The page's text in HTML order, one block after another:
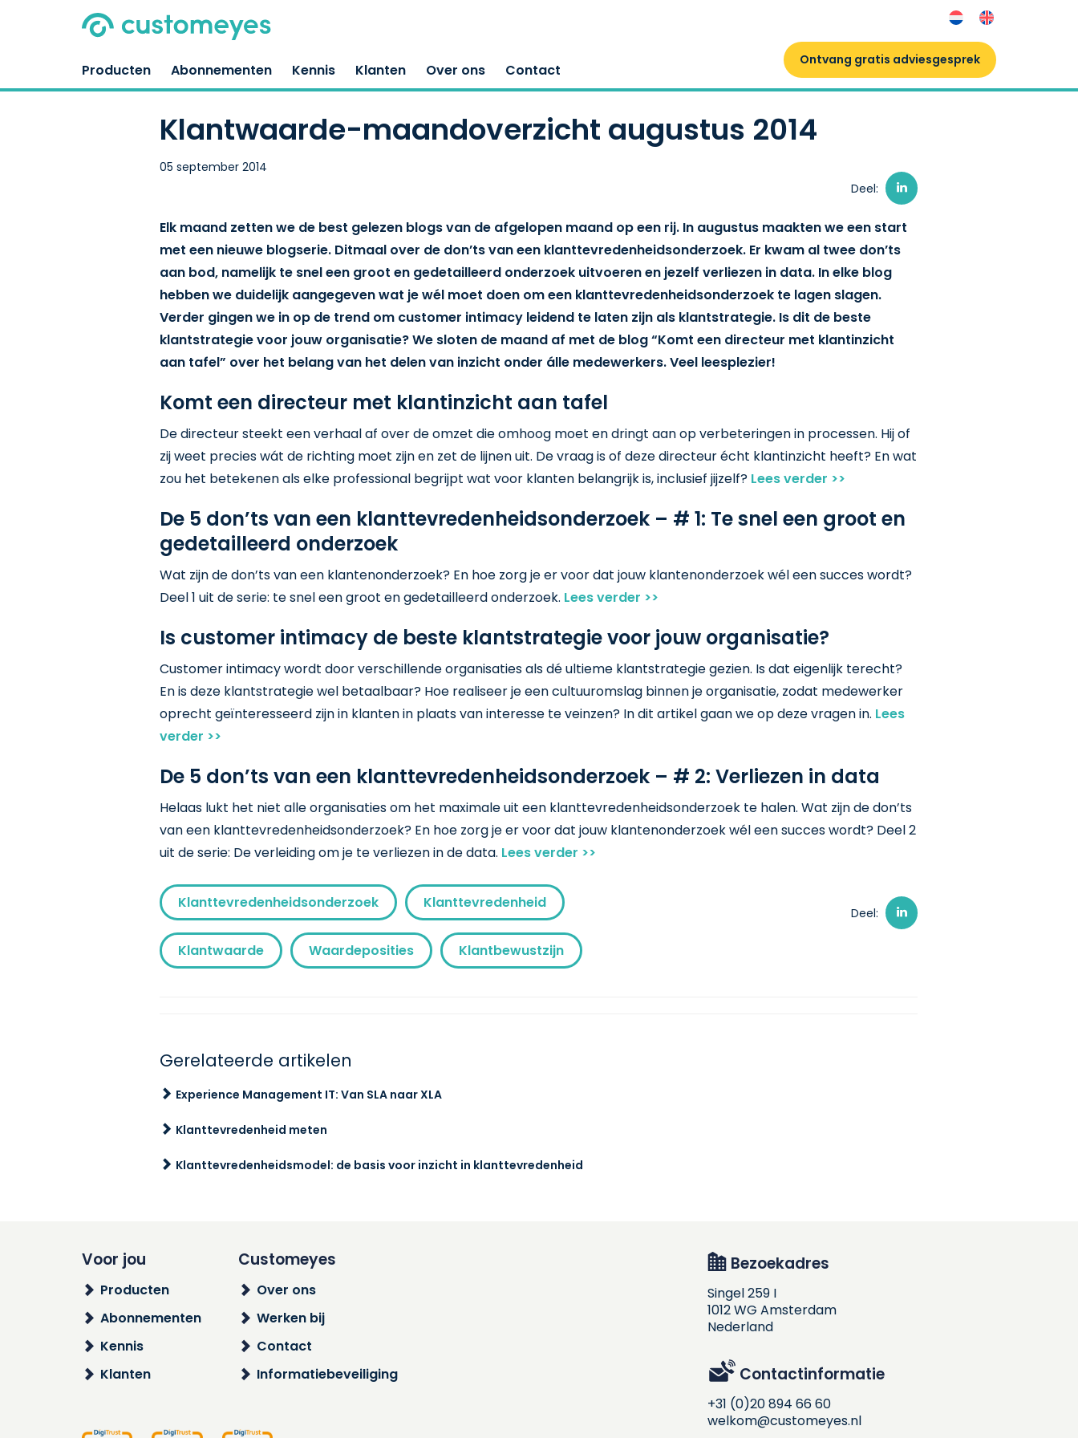
Producten Abonnementen Kennis Klanten Over ons Contact
Ontvang gratis adviesgesprek
Klantwaarde-maandoverzicht augustus 2014
05 september 2014
Deel:
Elk maand zetten we de best gelezen blogs van de afgelopen maand op een rij. In augustus maakten we een start
met een nieuwe blogserie. Ditmaal over de don’ts van een klanttevredenheidsonderzoek. Er kwam al twee don’ts
aan bod, namelijk te snel een groot en gedetailleerd onderzoek uitvoeren en jezelf verliezen in data. In elke blog
hebben we duidelijk aangegeven wat je wél moet doen om een klanttevredenheidsonderzoek te lagen slagen.
Verder gingen we in op de trend om customer intimacy leidend te laten zijn als klantstrategie. Is dit de beste
klantstrategie voor jouw organisatie? We sloten de maand af met de blog “Komt een directeur met klantinzicht
aan tafel” over het belang van het delen van inzicht onder álle medewerkers. Veel leesplezier!
Komt een directeur met klantinzicht aan tafel
De directeur steekt een verhaal af over de omzet die omhoog moet en dringt aan op verbeteringen in processen. Hij of
zij weet precies wát de richting moet zijn en zet de lijnen uit. De vraag is of deze directeur écht klantinzicht heeft? En wat
zou het betekenen als elke professional begrijpt wat voor klanten belangrijk is, inclusief jijzelf? Lees verder >>
De 5 don’ts van een klanttevredenheidsonderzoek – # 1: Te snel een groot en
gedetailleerd onderzoek
Wat zijn de don’ts van een klantenonderzoek? En hoe zorg je er voor dat jouw klantenonderzoek wél een succes wordt?
Deel 1 uit de serie: te snel een groot en gedetailleerd onderzoek. Lees verder >>
Is customer intimacy de beste klantstrategie voor jouw organisatie?
Customer intimacy wordt door verschillende organisaties als dé ultieme klantstrategie gezien. Is dat eigenlijk terecht?
En is deze klantstrategie wel betaalbaar? Hoe realiseer je een cultuuromslag binnen je organisatie, zodat medewerker
oprecht geïnteresseerd zijn in klanten in plaats van interesse te veinzen? In dit artikel gaan we op deze vragen in. Lees
verder >>
De 5 don’ts van een klanttevredenheidsonderzoek – # 2: Verliezen in data
Helaas lukt het niet alle organisaties om het maximale uit een klanttevredenheidsonderzoek te halen. Wat zijn de don’ts
van een klanttevredenheidsonderzoek? En hoe zorg je er voor dat jouw klantenonderzoek wél een succes wordt? Deel 2
uit de serie: De verleiding om je te verliezen in de data. Lees verder >>
Klanttevredenheidsonderzoek Klanttevredenheid
Klantwaarde Waardeposities Klantbewustzijn
Deel:
Gerelateerde artikelen
Experience Management IT: Van SLA naar XLA
Klanttevredenheid meten
Klanttevredenheidsmodel: de basis voor inzicht in klanttevredenheid
Voor jou
Producten
Abonnementen
Kennis
Klanten
Customeyes
Over ons
Werken bij
Contact
Informatiebeveiliging
Bezoekadres
Singel 259 I
1012 WG Amsterdam
Nederland
Contactinformatie
+31 (0)20 894 66 60
welkom@customeyes.nl